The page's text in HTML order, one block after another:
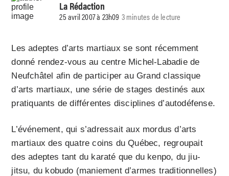
La Rédaction
25 avril 2007 à 23h09 3 minutes de lecture
Les adeptes d’arts martiaux se sont récemment
donné rendez-vous au centre Michel-Labadie de
Neufchâtel afin de participer au Grand classique
d’arts martiaux, une série de stages destinés aux
pratiquants de différentes disciplines d’autodéfense.
L’événement, qui s’adressait aux mordus d’arts
martiaux des quatre coins du Québec, regroupait
des adeptes tant du karaté que du kenpo, du jiu-
jitsu, du kobudo (maniement d’armes traditionnelles)